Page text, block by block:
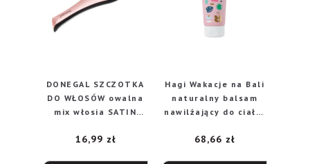
DONEGAL SZCZOTKA
DO WŁOSÓW owalna
mix włosia SATIN
16,99 zł
Hagi Wakacje na Bali
naturalny balsam
nawilżający do ciała,
68,66 zł